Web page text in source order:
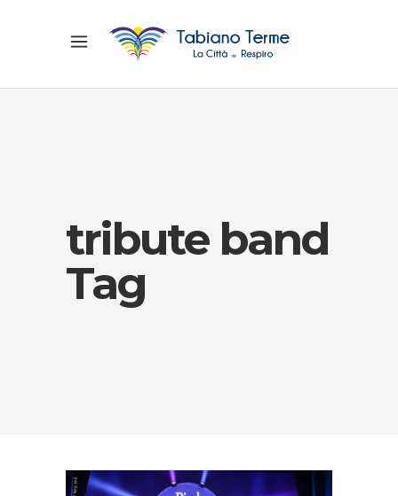
tribute band
Tag